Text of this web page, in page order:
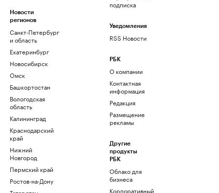
Новости
регионов
Санкт-Петербург
и область
Екатеринбург
Новосибирск
Омск
Башкортостан
Вологодская
область
Калининград
Краснодарский
край
Нижний
Новгород
Пермский край
Ростов-на-Дону
подписка
Уведомления
RSS Новости
РБК
О компании
Контактная
информация
Редакция
Размещение
рекламы
Другие
продукты
РБК
Облако для
бизнеса
Корпоративный